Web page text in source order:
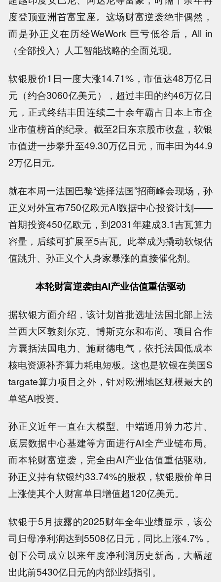
度登顶亚洲首富宝座。这场财富逆袭绝非偶然，
而是孙正义在历经WeWork 巨亏低谷后，All in
（全部投入）人工智能战略的全面兑现。
软银股价1日一度大涨14.71%，市值达48万亿日
元（约合3060亿美元），超过丰田的约46万亿日
元，正式终结丰田连续二十余年霸占日本上市企
业市值榜首的纪录。截至2日东京股市收盘，软银
市值进一步攀升至49.30万亿日元，而丰田为44.9
2万亿日元。
就在本周一法国巴黎“选择法国”招商峰会现场，孙
正义对外宣布750亿欧元AI数据中心投资计划——
首期投资450亿欧元，到2031年建成3.1吉瓦算力
容量，后续可扩展至5吉瓦。此举成为撬动软银估
值跳升、孙正义个人身家暴涨的直接催化剂。
本轮财富逆袭由AI产业估值重估驱动
据软银方面介绍，该计划首批选址法国北部上法
兰西大区敦刻尔克、博斯克尔和布尚。项目合作
方囊括法国电力、施耐德电气，依托法国低成本
核电资源补齐算力耗电短板。这也是软银在美国S
targate算力项目之外，针对欧洲地区规模最大的
单笔AI投资。
孙正义近年一直在大模型、中端通用算力芯片、
底层数据中心基建等方面进行AI全产业链布局。
而本轮财富逆袭，完全由AI产业估值重估驱动。
孙正义持有软银约33.74%的股权，软银股价单日
上涨使其个人财富单日增值超120亿美元。
软银于5月披露的2025财年全年业绩显示，该公
司归母净利润达到5508亿日元，同比上涨4.7%，
创下公司成立以来年度净利润历史新高，大幅超
出此前5430亿日元的内部业绩指引。